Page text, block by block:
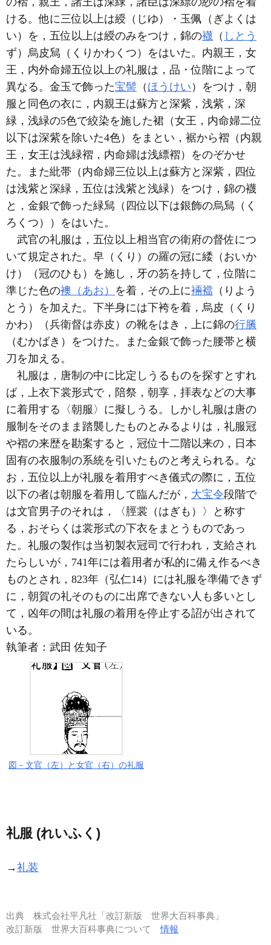
ける。他に三位以上は綬（じゆ）・玉佩（ぎよくは
い）を，五位以上は綬のみをつけ，錦の襪 （ しとう
ず）烏皮舃（くりかわくつ）をはいた。内親王，女
王，内外命婦五位以上の礼服は，品・位階によって
異なる。金玉で飾った宝髻 （ ほうけい ）をつけ，朝
服と同色の衣に，内親王は蘇方と深紫，浅紫，深
緑，浅緑の5色で絞染を施した裙（女王，内命婦二位
以下は深紫を除いた4色）をまとい，裾から褶（内親
王，女王は浅緑褶，内命婦は浅縹褶）をのぞかせ
た。また紕帯（内命婦三位以上は蘇方と深紫，四位
は浅紫と深緑，五位は浅紫と浅緑）をつけ，錦の襪
と，金銀で飾った緑舃（四位以下は銀飾の烏舃（く
ろくつ））をはいた。
武官の礼服は，五位以上相当官の衛府の督佐につ
いて規定された。皁（くり）の羅の冠に緌（おいか
け）（冠のひも）を施し，牙の笏を持して，位階に
準じた色の襖（あお） を着，その上に裲襠 （りよう
とう）を加えた。下半身には下袴を着，烏皮（くり
かわ）（兵衛督は赤皮）の靴をはき，上に錦の行縢
（むかばき）をつけた。また金銀で飾った腰帯と横
刀を加える。
礼服は，唐制の中に比定しうるものを探すとすれ
ば，上衣下裳形式で，陪祭，朝享，拝表などの大事
に着用する〈朝服〉に擬しうる。しかし礼服は唐の
服制をそのまま踏襲したものとみるよりは，礼服冠
や褶の来歴を勘案すると，冠位十二階以来の，日本
固有の衣服制の系統を引いたものと考えられる。な
お，五位以上が礼服を着用すべき儀式の際に，五位
以下の者は朝服を着用して臨んだが， 大宝令段階で
は文官男子のそれは，〈脛裳（はぎも）〉と称す
る，おそらくは裳形式の下衣をまとうものであっ
た。礼服の製作は当初製衣冠司で行われ，支給され
たらしいが，741年には着用者が私的に備え作るべき
ものとされ，823年（弘仁14）には礼服を準備できず
に，朝賀の礼そのものに出席できない人も多いとし
て，凶年の間は礼服の着用を停止する詔が出されて
いる。
執筆者： 武田 佐知子
図－文官（左）と女官（右）の礼服
礼服 (れいふく)
→礼装
出典 株式会社平凡社「改訂新版 世界大百科事典」
改訂新版 世界大百科事典について情報